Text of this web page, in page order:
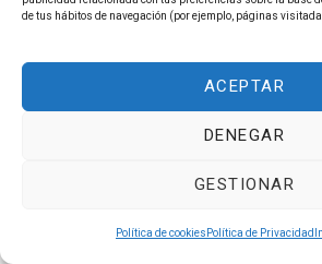
de tus hábitos de navegación (por ejemplo, páginas
ACEPTAR
DENEGAR
GESTIONAR
Política de cookies Política de Privacidad
comerlas
estos
saludo.
RESPONDER